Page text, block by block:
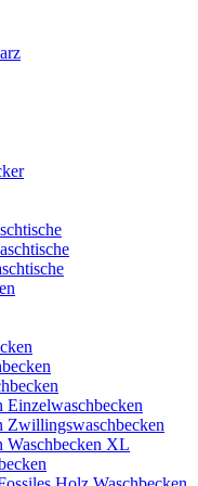
Einzelwaschbecken
Zwillingswaschbecken
Waschbecken XL